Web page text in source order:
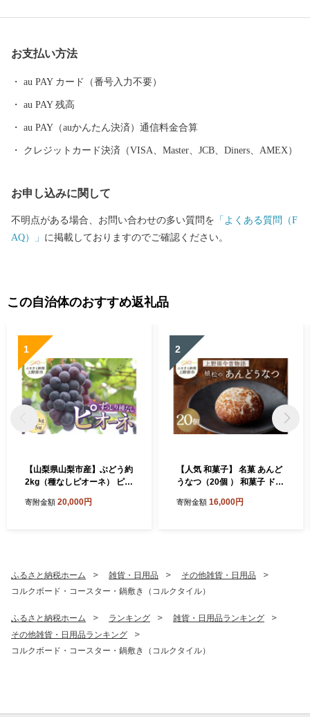
お支払い方法
au PAY カード（番号入力不要）
au PAY 残高
au PAY（auかんたん決済）通信料金合算
クレジットカード決済（VISA、Master、JCB、Diners、AMEX）
お申し込みに関して
不明点がある場合、お問い合わせの多い質問を 「よくある質問（F
AQ）」 に掲載しておりますのでご確認ください。
この自治体のおすすめ返礼品
1
【山梨県山梨市産】ぶどう約
2kg（種なしピオーネ） ピオ
どう 葡萄 ブドウ 黒ぶどう 果
寄附金額 20,000円
2
【人気 和菓子】 名菓 あんど
うなつ（20個 ） 和菓子 ドー
ーツ あんこ 山梨県産 名菓 あ
寄附金額 16,000円
ふるさと納税ホーム 雑貨・日用品
その他雑貨・日用品
コルクボード・コースター・鍋敷き（コルクタイル）
ふるさと納税ホーム ランキング
雑貨・日用品ランキング
その他雑貨・日用品ランキング
コルクボード・コースター・鍋敷き（コルクタイル）